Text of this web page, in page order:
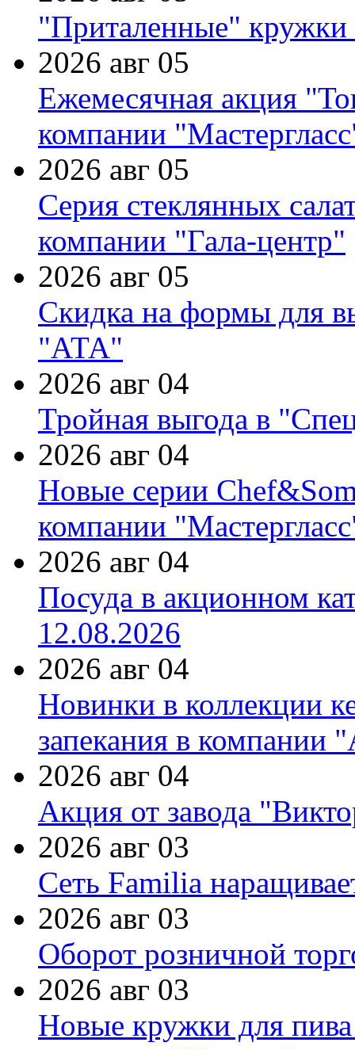
"Приталенные" кружки
2026 авг 05
Ежемесячная акция
компании
2026 авг 05
Серия стеклянных
компании "Гала-центр"
2026 авг 05
Скидка на формы для
"АТА"
2026 авг 04
Тройная выгода в
2026 авг 04
Новые серии
компании
2026 авг 04
Посуда в акционном
12.08.2026
2026 авг 04
Новинки в коллекции
запекания в компании
2026 авг 04
Акция от завода
2026 авг 03
Сеть Familia
2026 авг 03
Оборот розничной
2026 авг 03
Новые кружки для